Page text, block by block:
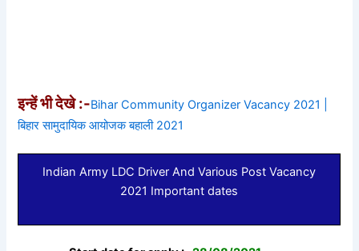
इन्हें भी देखे :-Bihar Community Organizer Vacancy 2021 |
बिहार सामुदायिक आयोजक बहाली 2021
Indian Army LDC Driver And Various Post Vacancy
2021 Important dates